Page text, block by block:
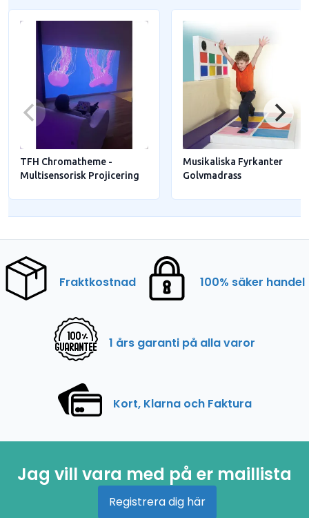
TFH Chromatheme -
Multisensorisk Projicering
Musikaliska Fyrkanter
Golvmadrass
Fraktkostnad 100% säker handel
1 års garanti på alla varor
Kort, Klarna och Faktura
Jag vill vara med på er maillista
Registrera dig här